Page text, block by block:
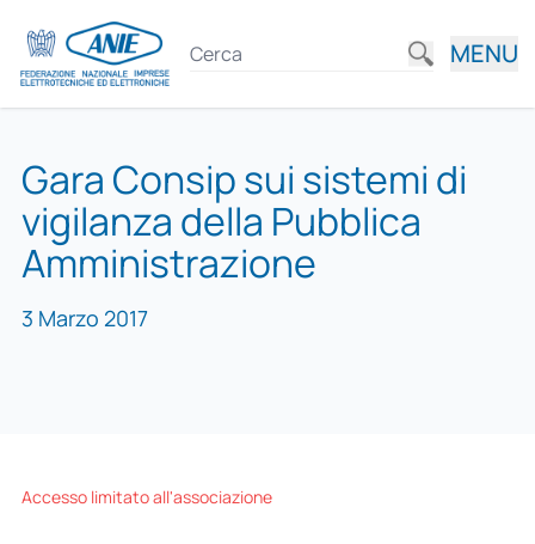
MENU
Gara Consip sui sistemi di
vigilanza della Pubblica
Amministrazione
3 Marzo 2017
Accesso limitato all'associazione